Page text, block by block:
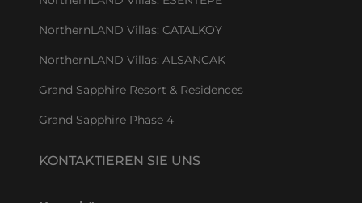
NorthernLAND Villas: CATALKOY
NorthernLAND Villas: ALSANCAK
Grand Sapphire Resort & Residences
Grand Sapphire Phase 4
KONTAKTIEREN SIE UNS